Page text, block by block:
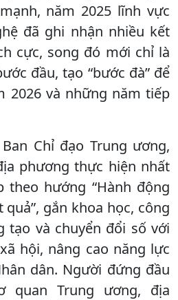
năm 2025 lĩnh vực
đã ghi nhận nhiều kết
cực, song đó mới chỉ là
đầu, tạo “bước đà” để
2026 và những năm tiếp
Chỉ đạo Trung ương,
phương thực hiện nhất
theo hướng “Hành động
gắn khoa học, công
tạo và chuyển đổi số với
hội, nâng cao năng lực
dân. Người đứng đầu
quan Trung ương, địa